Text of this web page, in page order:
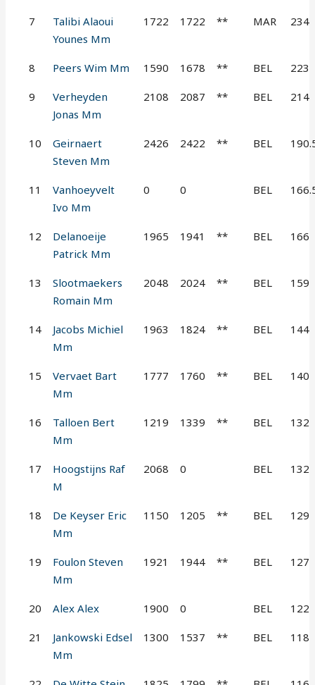
7
Talibi Alaoui
Younes Mm
1722 1722 ** MAR 234
8 Peers Wim Mm 1590 1678 ** BEL 223
9
Verheyden
Jonas Mm
2108 2087 ** BEL 214
10
Geirnaert
Steven Mm
2426 2422 ** BEL
11
Vanhoeyvelt
Ivo Mm
0 0 BEL
12
Delanoeije
Patrick Mm
1965 1941 ** BEL 166
13
Slootmaekers
Romain Mm
2048 2024 ** BEL 159
14
Jacobs Michiel
Mm
1963 1824 ** BEL 144
15
Vervaet Bart
Mm
1777 1760 ** BEL 140
16
Talloen Bert
Mm
1219 1339 ** BEL 132
17
Hoogstijns Raf
M
2068 0 BEL 132
18
De Keyser Eric
Mm
1150 1205 ** BEL 129
19
Foulon Steven
Mm
1921 1944 ** BEL 127
20 Alex Alex 1900 0 BEL 122
21
Jankowski Edsel
Mm
1300 1537 ** BEL 118